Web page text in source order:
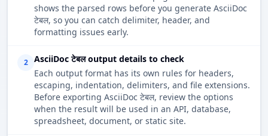
shows the parsed rows before you generate AsciiDoc
टेबल, so you can catch delimiter, header, and
formatting issues early.
2
AsciiDoc टेबल output details to check
Each output format has its own rules for headers,
escaping, indentation, delimiters, and file extensions.
Before exporting AsciiDoc टेबल, review the options
when the result will be used in an API, database,
spreadsheet, document, or static site.